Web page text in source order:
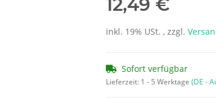
12,49 €
inkl. 19% USt. , zzgl.
Sofort verfügbar
Lieferzeit: 1 - 5 Werktage (DE -